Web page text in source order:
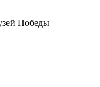
Победы